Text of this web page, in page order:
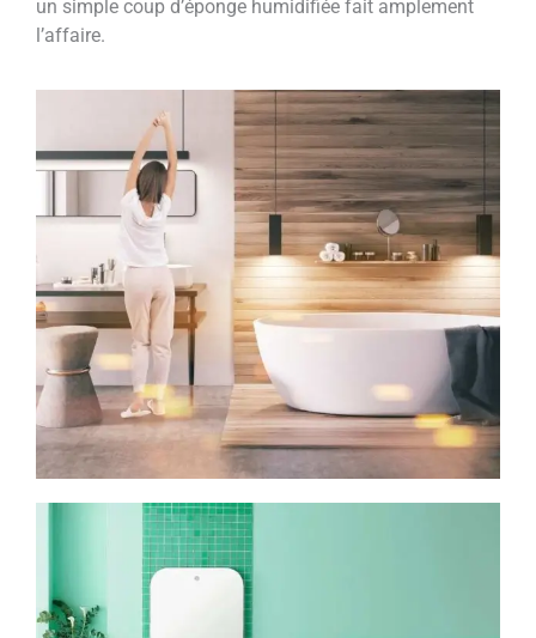
un simple coup d’éponge humidifiée fait amplement
l’affaire.